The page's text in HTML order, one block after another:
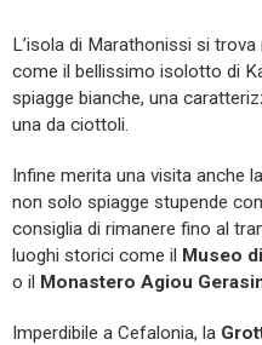
L’isola di Marathonissi si
come il bellissimo isolotto di
spiagge bianche, una
una da ciottoli.
Infine merita una visita anche
non solo spiagge stupende
consiglia di rimanere fino al
luoghi storici come il Museo
o il Monastero Agiou
Imperdibile a Cefalonia, la